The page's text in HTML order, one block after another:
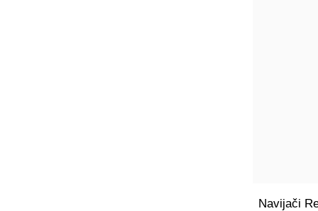
Navijači